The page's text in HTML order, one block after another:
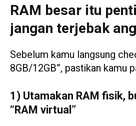
RAM besar itu
jangan terjebak
Sebelum kamu langsung
8GB/12GB”, pastikan kamu
1) Utamakan RAM fisik,
“RAM virtual”